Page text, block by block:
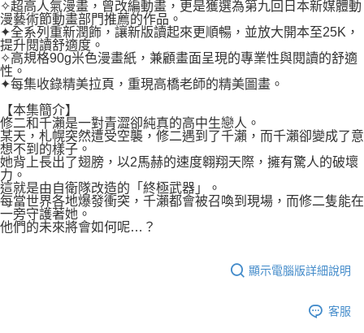
「AFTEE先享後付」，若未經同意申辦者引起之損失，本公司不負相關責
任。
４．使用「AFTEE先享後付」時，將依據個別帳號之用戶狀況，依本公司即
時審查核予不同之上限額度；若仍有額度不足之情形，本公司將視審查結果
請求用戶進行身份認證。
５．嚴禁一人註冊多個帳號或使用他人資訊註冊。若發現惡意使用之情形，
恩沛科技股份有限公司將有權停止該用戶之使用額度並採取法律行動。
宅配
每筆NT$100，滿NT$800(含以上)免運費
國家/地區配送 查看運費
✧超高人氣漫畫，曾改編動畫，更是獲選為第九回日本新媒體動
漫藝術節動畫部門推薦的作品。
✦全系列重新潤飾，讓新版讀起來更順暢，並放大開本至25K，
提升閱讀舒適度。
✧高規格90g米色漫畫紙，兼顧畫面呈現的專業性與閱讀的舒適
性。
✦每集收錄精美拉頁，重現高橋老師的精美圖畫。
【本集簡介】
修二和千瀨是一對青澀卻純真的高中生戀人。
某天，札幌突然遭受空襲，修二遇到了千瀨，而千瀨卻變成了意
想不到的樣子。
她背上長出了翅膀，以2馬赫的速度翱翔天際，擁有驚人的破壞
力。
這就是由自衛隊改造的「終極武器」。
每當世界各地爆發衝突，千瀨都會被召喚到現場，而修二隻能在
一旁守護著她。
他們的未來將會如何呢…？
顯示電腦版詳細說明
客服